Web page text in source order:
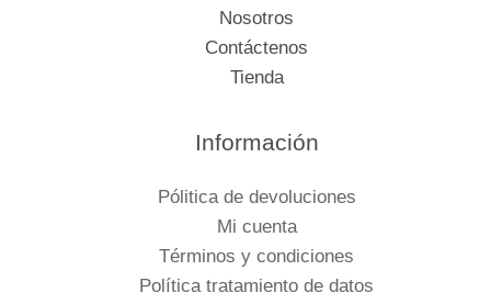
Nosotros
Contáctenos
Tienda
Información
Pólitica de devoluciones
Mi cuenta
Términos y condiciones
Política tratamiento de datos